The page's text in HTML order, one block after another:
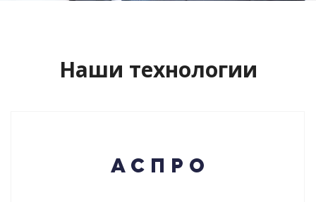
Наши технологии